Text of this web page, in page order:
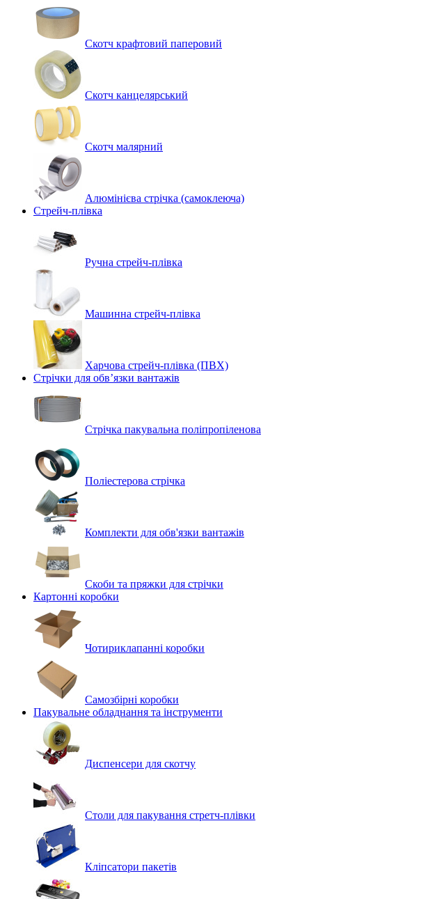
Скотч крафтовий паперовий
Скотч канцелярський
Скотч малярний
Алюмінієва стрічка (самоклеюча)
Стрейч-плівка
Ручна стрейч-плівка
Машинна стрейч‑плівка
Харчова стрейч-плівка (ПВХ)
Стрічки для обв’язки вантажів
Стрічка пакувальна поліпропіленова
Поліестерова стрічка
Комплекти для обв'язки вантажів
Скоби та пряжки для стрічки
Картонні коробки
Чотириклапанні коробки
Самозбірні коробки
Пакувальне обладнання та інструменти
Диспенсери для скотчу
Столи для пакування стретч-плівки
Кліпсатори пакетів